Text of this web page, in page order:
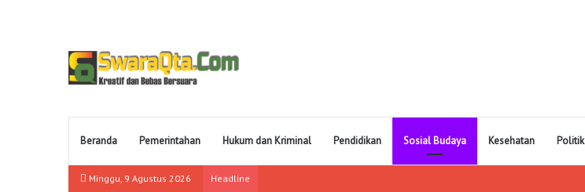
Beranda Pemerintahan Hukum dan Kriminal Pendidikan Sosial Budaya Kesehatan Politik
Minggu, 9 Agustus 2026 Headline